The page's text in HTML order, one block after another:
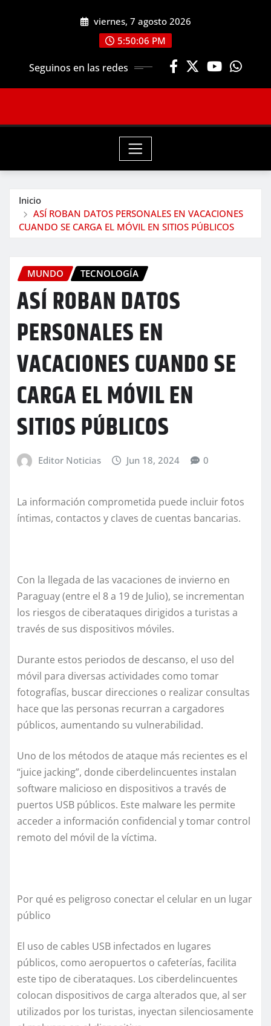
viernes, 7 agosto 2026
5:50:07 PM
Seguinos en las redes
Inicio
ASÍ ROBAN DATOS PERSONALES EN VACACIONES
CUANDO SE CARGA EL MÓVIL EN SITIOS PÚBLICOS
MUNDO TECNOLOGÍA
ASÍ ROBAN DATOS
PERSONALES EN
VACACIONES CUANDO SE
CARGA EL MÓVIL EN
SITIOS PÚBLICOS
Editor Noticias Jun 18, 2024 0
La información comprometida puede incluir fotos
íntimas, contactos y claves de cuentas bancarias.
Con la llegada de las vacaciones de invierno en
Paraguay (entre el 8 a 19 de Julio), se incrementan
los riesgos de ciberataques dirigidos a turistas a
través de sus dispositivos móviles.
Durante estos periodos de descanso, el uso del
móvil para diversas actividades como tomar
fotografías, buscar direcciones o realizar consultas
hace que las personas recurran a cargadores
públicos, aumentando su vulnerabilidad.
Uno de los métodos de ataque más recientes es el
“juice jacking”, donde ciberdelincuentes instalan
software malicioso en dispositivos a través de
puertos USB públicos. Este malware les permite
acceder a información confidencial y tomar control
remoto del móvil de la víctima.
Por qué es peligroso conectar el celular en un lugar
público
El uso de cables USB infectados en lugares
públicos, como aeropuertos o cafeterías, facilita
este tipo de ciberataques. Los ciberdelincuentes
colocan dispositivos de carga alterados que, al ser
utilizados por los turistas, inyectan silenciosamente